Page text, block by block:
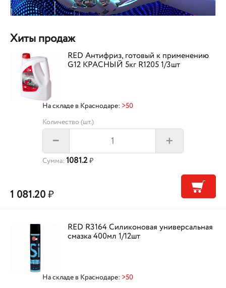
Хиты продаж
RED Антифриз, готовый к применению
G12 КРАСНЫЙ 5кг R1205 1/3шт
На складе в Краснодаре: >50
Количество (шт.)
– +
Сумма: 1081.2₽
1 081.20₽
RED R3164 Силиконовая универсальная
смазка 400мл 1/12шт
На складе в Краснодаре: >50